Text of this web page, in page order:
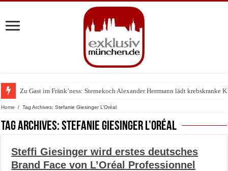
Zu Gast im Fränk’ness: Sternekoch Alexander Herrmann lädt krebskranke
Warum München gerade zum Treffpunkt der Lingerie-Branche wurde
Home / Tag Archives: Stefanie Giesinger L’Oréal
Tag Archives:Stefanie Giesinger L’Oréal
Steffi Giesinger wird erstes deutsches
Brand Face von L’Oréal Professionnel